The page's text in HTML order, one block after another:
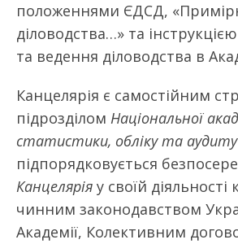
положеннями ЄДСД,
діловодства…» та інструкцією
та ведення діловодства в
Канцелярія є самостійним
підрозділом Національної
статистики, обліку та аудиту
підпорядковується
Канцелярія у своїй діяльності
чинним законодавством
Академії, Колективним